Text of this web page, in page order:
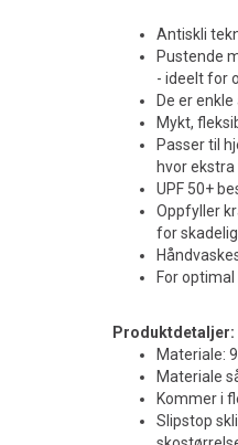
Antiskli
Pustende
- ideelt for
De er
Mykt,
Passer til
hvor ekstra
UPF 50+
Oppfyller
for
For
Produktdetaljer:
Materiale:
Materiale
Kommer i
Slipstop